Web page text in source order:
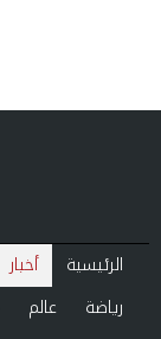
الرئيسية أخبار
رياضة
عالم